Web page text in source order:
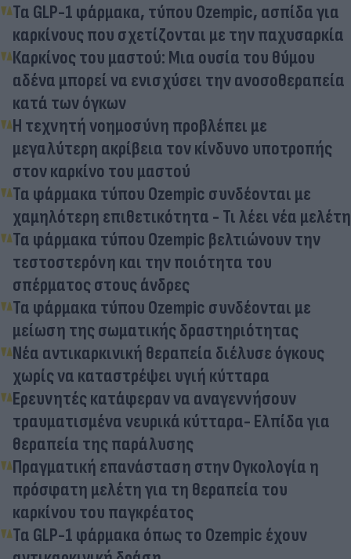
Τα GLP-1 φάρμακα, τύπου Ozempic, ασπίδα για
καρκίνους που σχετίζονται με την παχυσαρκία
Καρκίνος του μαστού: Μια ουσία του θύμου
αδένα μπορεί να ενισχύσει την ανοσοθεραπεία
κατά των όγκων
Η τεχνητή νοημοσύνη προβλέπει με
μεγαλύτερη ακρίβεια τον κίνδυνο υποτροπής
στον καρκίνο του μαστού
Τα φάρμακα τύπου Ozempic συνδέονται με
χαμηλότερη επιθετικότητα - Τι λέει νέα μελέτη
Τα φάρμακα τύπου Ozempic βελτιώνουν την
τεστοστερόνη και την ποιότητα του
σπέρματος στους άνδρες
Τα φάρμακα τύπου Ozempic συνδέονται με
μείωση της σωματικής δραστηριότητας
Νέα αντικαρκινική θεραπεία διέλυσε όγκους
χωρίς να καταστρέψει υγιή κύτταρα
Ερευνητές κατάφεραν να αναγεννήσουν
τραυματισμένα νευρικά κύτταρα- Ελπίδα για
θεραπεία της παράλυσης
Πραγματική επανάσταση στην Ογκολογία η
πρόσφατη μελέτη για τη θεραπεία του
καρκίνου του παγκρέατος
Τα GLP-1 φάρμακα όπως το Ozempic έχουν